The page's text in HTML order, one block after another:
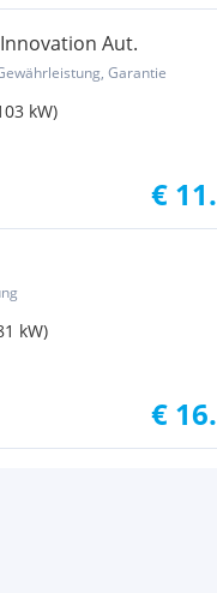
Aut.
Garantie
kW)
€
kW)
€